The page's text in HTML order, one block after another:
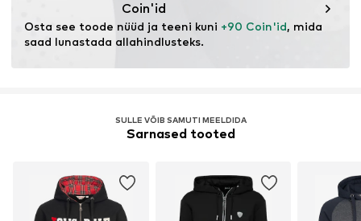
Coin'id
Osta see toode nüüd ja teeni kuni +90 Coin'id, mida
saad lunastada allahindlusteks.
SULLE VÕIB SAMUTI MEELDIDA
Sarnased tooted